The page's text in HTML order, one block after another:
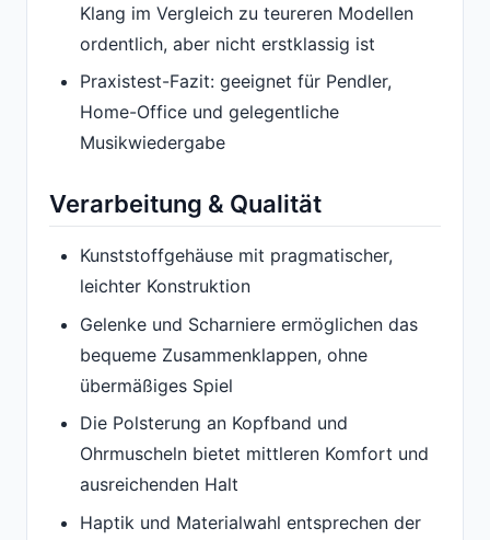
Klang im Vergleich zu teureren Modellen
ordentlich, aber nicht erstklassig ist
Praxistest-Fazit: geeignet für Pendler,
Home-Office und gelegentliche
Musikwiedergabe
Verarbeitung & Qualität
Kunststoffgehäuse mit pragmatischer,
leichter Konstruktion
Gelenke und Scharniere ermöglichen das
bequeme Zusammenklappen, ohne
übermäßiges Spiel
Die Polsterung an Kopfband und
Ohrmuscheln bietet mittleren Komfort und
ausreichenden Halt
Haptik und Materialwahl entsprechen der